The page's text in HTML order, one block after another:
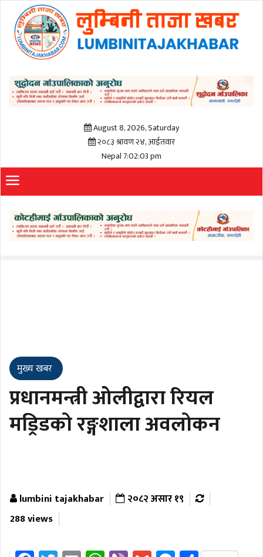
August 8, 2026, Saturday
२०८३ श्रावण २४, आईतवार
Nepal 7:02:03 pm
मुख्य खबर
प्रधानमन्त्री ओलीद्वारा रियल
मड्रिडको रङ्गशाला अवलोकन
lumbini tajakhabar
२०८२ असार १९
288 views